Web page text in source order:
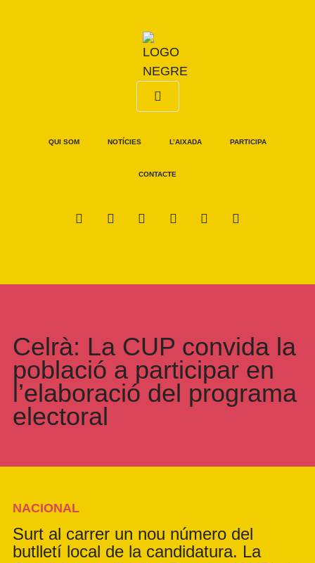
QUI SOM NOTÍCIES L’AIXADA PARTICIPA
CONTACTE
Celrà: La CUP convida la
població a participar en
l’elaboració del programa
electoral
NACIONAL
Surt al carrer un nou número del
butlletí local de la candidatura. La